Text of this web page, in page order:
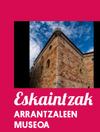
Eskaintzak
ARRANTZALEEN
MUSEOA